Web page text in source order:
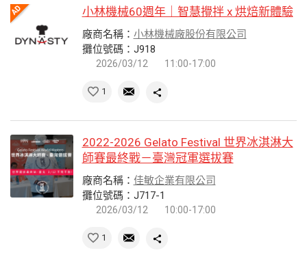
小林機械60週年｜智慧攪拌 x 烘焙新體驗
廠商名稱： 小林機械廠股份有限公司
攤位號碼：J918
2026/03/12 11:00-17:00
1
2022-2026 Gelato Festival 世界冰淇淋大
師賽最終戰－臺灣冠軍選拔賽
廠商名稱： 佳敏企業有限公司
攤位號碼：J717-1
2026/03/12 10:00-17:00
1